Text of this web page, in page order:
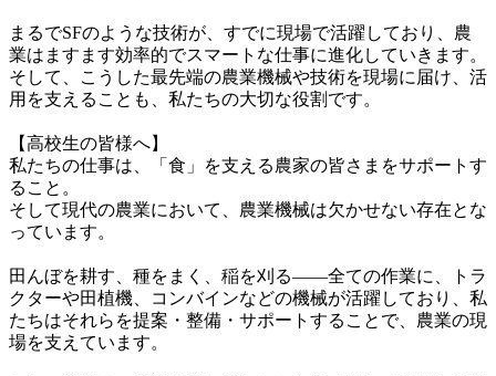
まるでSFのような技術が、すでに現場で活躍しており、農
業はますます効率的でスマートな仕事に進化していきます。
そして、こうした最先端の農業機械や技術を現場に届け、活
用を支えることも、私たちの大切な役割です。
【高校生の皆様へ】
私たちの仕事は、「食」を支える農家の皆さまをサポートす
ること。
そして現代の農業において、農業機械は欠かせない存在とな
っています。
田んぼを耕す、種をまく、稲を刈る——全ての作業に、トラ
クターや田植機、コンバインなどの機械が活躍しており、私
たちはそれらを提案・整備・サポートすることで、農業の現
場を支えています。